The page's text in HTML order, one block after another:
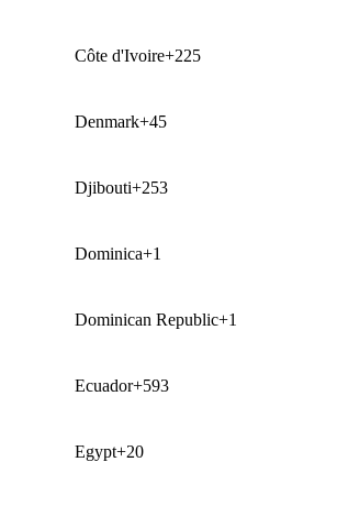
Côte d'Ivoire+225
Denmark+45
Djibouti+253
Dominica+1
Dominican Republic+1
Ecuador+593
Egypt+20